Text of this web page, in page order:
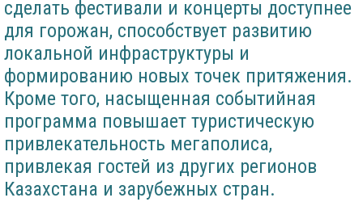
сделать фестивали и концерты доступнее
для горожан, способствует развитию
локальной инфраструктуры и
формированию новых точек притяжения.
Кроме того, насыщенная событийная
программа повышает туристическую
привлекательность мегаполиса,
привлекая гостей из других регионов
Казахстана и зарубежных стран.